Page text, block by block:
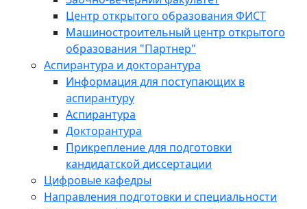
Центр открытого образования ФИСТ
Машиностроительный центр открытого
образования "Партнер"
Аспирантура и докторантура
Информация для поступающих в
аспирантуру
Аспирантура
Докторантура
Прикрепление для подготовки
кандидатской диссертации
Цифровые кафедры
Направления подготовки и специальности